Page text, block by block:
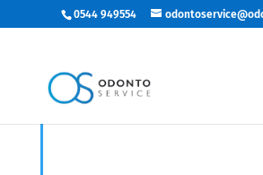
0544 949554